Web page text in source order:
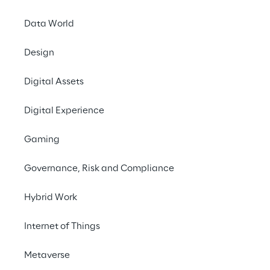
Data World
Design
Digital Assets
Digital Experience
Gaming
Governance, Risk and Compliance
Hybrid Work
Internet of Things
Metaverse